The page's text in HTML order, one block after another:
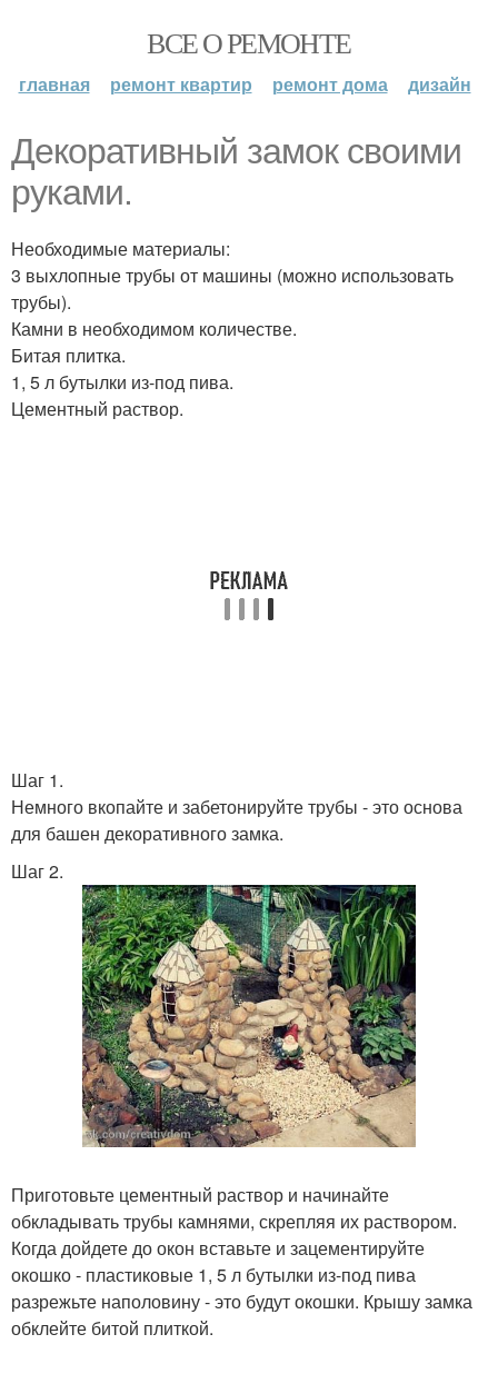
ВСЕ О РЕМОНТЕ
главная ремонт квартир ремонт дома дизайн
Декоративный замок своими
руками.
Необходимые материалы:
3 выхлопные трубы от машины (можно использовать
трубы).
Камни в необходимом количестве.
Битая плитка.
1, 5 л бутылки из-под пива.
Цементный раствор.
Шаг 1.
Немного вкопайте и забетонируйте трубы - это основа
для башен декоративного замка.
Шаг 2.
Приготовьте цементный раствор и начинайте
обкладывать трубы камнями, скрепляя их раствором.
Когда дойдете до окон вставьте и зацементируйте
окошко - пластиковые 1, 5 л бутылки из-под пива
разрежьте наполовину - это будут окошки. Крышу замка
обклейте битой плиткой.